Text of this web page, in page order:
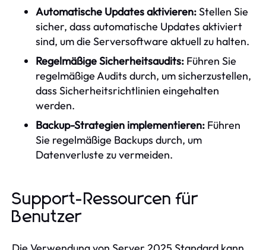
Automatische Updates aktivieren:Stellen Sie
sicher, dass automatische Updates aktiviert
sind, um die Serversoftware aktuell zu halten.
Regelmäßige Sicherheitsaudits: Führen Sie
regelmäßige Audits durch, um sicherzustellen,
dass Sicherheitsrichtlinien eingehalten
werden.
Backup-Strategien implementieren: Führen
Sie regelmäßige Backups durch, um
Datenverluste zu vermeiden.
Support-Ressourcen für
Benutzer